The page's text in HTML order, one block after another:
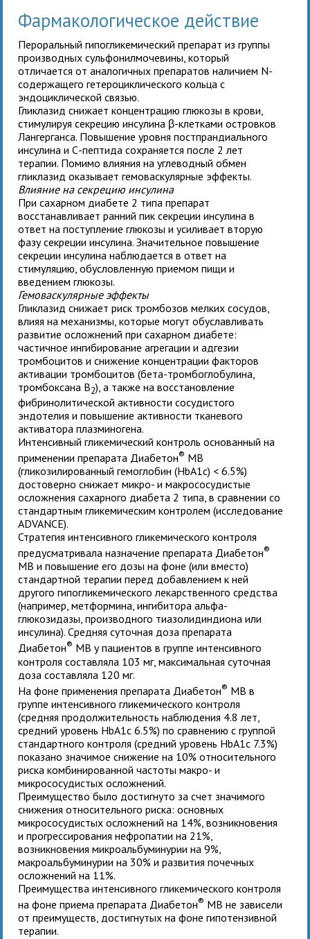
Фармакологическое действие
Пероральный гипогликемический препарат из группы
производных сульфонилмочевины, который
отличается от аналогичных препаратов наличием N-
содержащего гетероциклического кольца с
эндоциклической связью.
Гликлазид снижает концентрацию глюкозы в крови,
стимулируя секрецию инсулина β-клетками островков
Лангерганса. Повышение уровня постпрандиального
инсулина и С-пептида сохраняется после 2 лет
терапии. Помимо влияния на углеводный обмен
гликлазид оказывает гемоваскулярные эффекты.
Влияние на секрецию инсулина
При сахарном диабете 2 типа препарат
восстанавливает ранний пик секреции инсулина в
ответ на поступление глюкозы и усиливает вторую
фазу секреции инсулина. Значительное повышение
секреции инсулина наблюдается в ответ на
стимуляцию, обусловленную приемом пищи и
введением глюкозы.
Гемоваскулярные эффекты
Гликлазид снижает риск тромбозов мелких сосудов,
влияя на механизмы, которые могут обуславливать
развитие осложнений при сахарном диабете:
частичное ингибирование агрегации и адгезии
тромбоцитов и снижение концентрации факторов
активации тромбоцитов (бета-тромбоглобулина,
тромбоксана В2), а также на восстановление
фибринолитической активности сосудистого
эндотелия и повышение активности тканевого
активатора плазминогена.
Интенсивный гликемический контроль основанный на
применении препарата Диабетон® MB
(гликозилированный гемоглобин (HbA1c) < 6.5%)
достоверно снижает микро- и макрососудистые
осложнения сахарного диабета 2 типа, в сравнении со
стандартным гликемическим контролем (исследование
ADVANCE).
Стратегия интенсивного гликемического контроля
предусматривала назначение препарата Диабетон®
MB и повышение его дозы на фоне (или вместо)
стандартной терапии перед добавлением к ней
другого гипогликемического лекарственного средства
(например, метформина, ингибитора альфа-
глюкозидазы, производного тиазолидиндиона или
инсулина). Средняя суточная доза препарата
Диабетон® MB у пациентов в группе интенсивного
контроля составляла 103 мг, максимальная суточная
доза составляла 120 мг.
На фоне применения препарата Диабетон® MB в
группе интенсивного гликемического контроля
(средняя продолжительность наблюдения 4.8 лет,
средний уровень HbA1c 6.5%) по сравнению с группой
стандартного контроля (средний уровень HbA1c 7.3%)
показано значимое снижение на 10% относительного
риска комбинированной частоты макро- и
микрососудистых осложнений.
Преимущество было достигнуто за счет значимого
снижения относительного риска: основных
микрососудистых осложнений на 14%, возникновения
и прогрессирования нефропатии на 21%,
возникновения микроальбуминурии на 9%,
макроальбуминурии на 30% и развития почечных
осложнений на 11%.
Преимущества интенсивного гликемического контроля
на фоне приема препарата Диабетон® MB не зависели
от преимуществ, достигнутых на фоне гипотензивной
терапии.